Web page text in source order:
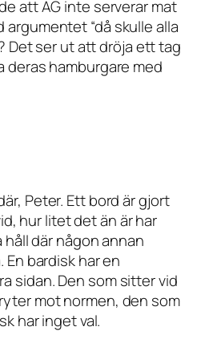
att AG inte serverar mat
argumentet “då skulle alla
Det ser ut att dröja ett tag
deras hamburgare med
Peter. Ett bord är gjort
hur litet det än är har
där någon annan
bardisk har en
sidan. Den som sitter vid
mot normen, den som
har inget val.